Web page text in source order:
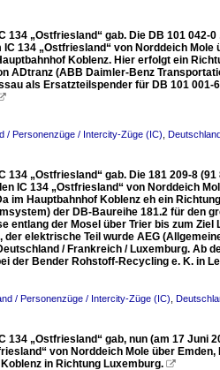
134 „Ostfriesland“ gab. Die DB 101
134 „Ostfriesland“ von Norddeich
Koblenz. Hier erfolgt ein
ADtranz (ABB Daimler-Benz
als Ersatzteilspender für DB 101 001-
/ Personenzüge / Intercity-Züge (IC)
134 „Ostfriesland“ gab. Die 181 209-8
IC 134 „Ostfriesland“ von Norddeich
im Hauptbahnhof Koblenz eh ein
der DB-Baureihe 181.2 für den
entlang der Mosel über Trier bis zum
der elektrische Teil wurde AEG
/ Frankreich / Luxemburg. Ab
der Bender Rohstoff-Recycling e. K. in
/ Personenzüge / Intercity-Züge (IC)
134 „Ostfriesland“ gab, nun (am 17 Juni
von Norddeich Mole über
in Richtung Luxemburg. 